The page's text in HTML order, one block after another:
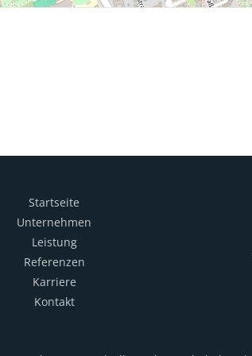
Startseite
Unternehmen
Leistung
Referenzen
Karriere
Kontakt